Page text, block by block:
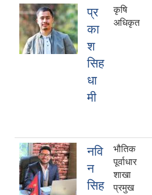
प्र
का
श
सिह
धा
मी
कृषि
अधिकृत
नवि
न
सिह
भौतिक
पूर्वाधार
शाखा
प्रमुख